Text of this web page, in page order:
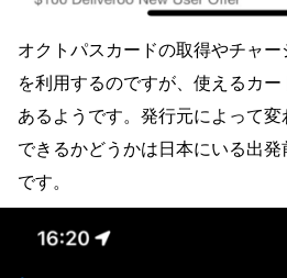
オクトパスカードの取得やチャ
を利用するのですが、使えるカ
あるようです。発行元によって
できるかどうかは日本にいる出
です。